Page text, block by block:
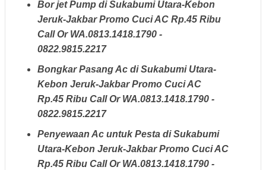
Bor jet Pump di Sukabumi Utara-Kebon
Jeruk-Jakbar Promo Cuci AC Rp.45 Ribu
Call Or WA.0813.1418.1790 -
0822.9815.2217
Bongkar Pasang Ac di Sukabumi Utara-
Kebon Jeruk-Jakbar Promo Cuci AC
Rp.45 Ribu Call Or WA.0813.1418.1790 -
0822.9815.2217
Penyewaan Ac untuk Pesta di Sukabumi
Utara-Kebon Jeruk-Jakbar Promo Cuci AC
Rp.45 Ribu Call Or WA.0813.1418.1790 -